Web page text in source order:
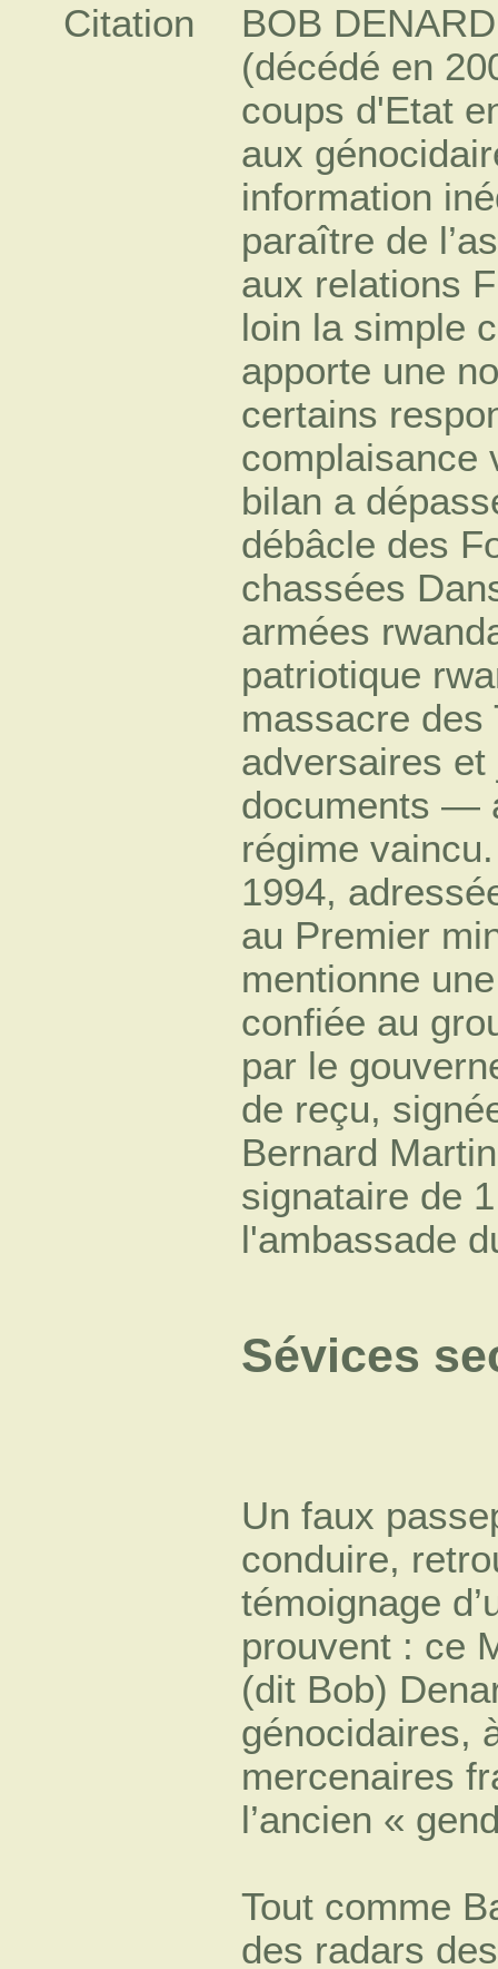
Citation
BOB
(décédé en
coups d'Etat
aux
information
paraître de
aux relations
loin la simple
apporte une
certains
complaisance
bilan a
débâcle des
chassées
armées
patriotique
massacre des
adversaires
documents —
régime
1994,
au Premier
mentionne
confiée au
par le
de reçu,
Bernard
signataire de
l'ambassade
Sévices
Un faux
conduire,
témoignage
prouvent : ce
(dit Bob)
génocidaires,
mercenaires
l’ancien «
Tout comme
des radars